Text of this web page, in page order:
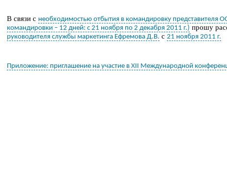
В связи с необходимостью отбытия в командировку представителя
командировки – 12 дней: с 21 ноября по 2 декабря 2011 г.) прошу
руководителя службы маркетинга Ефремова Д.В. с 21 ноября 2011 г.
Приложение: приглашение на участие в XII Международной